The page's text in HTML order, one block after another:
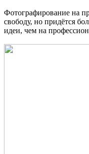
Фотографирование на
свободу, но придётся
идеи, чем на